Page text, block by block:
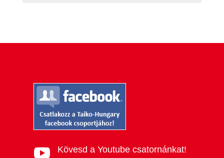
 Kövesd a Youtube csatornánkat!